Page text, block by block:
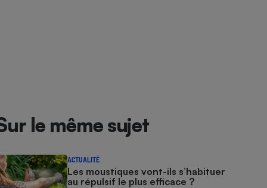
le même sujet
ACTUALITÉ
Les moustiques vont-ils s’habituer
au répulsif le plus efficace ?